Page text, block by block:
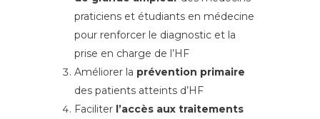
praticiens et étudiants en médecine
pour renforcer le diagnostic et la
prise en charge de l’HF
Améliorer la prévention primaire
des patients atteints d’HF
Faciliter l’accès aux traitements